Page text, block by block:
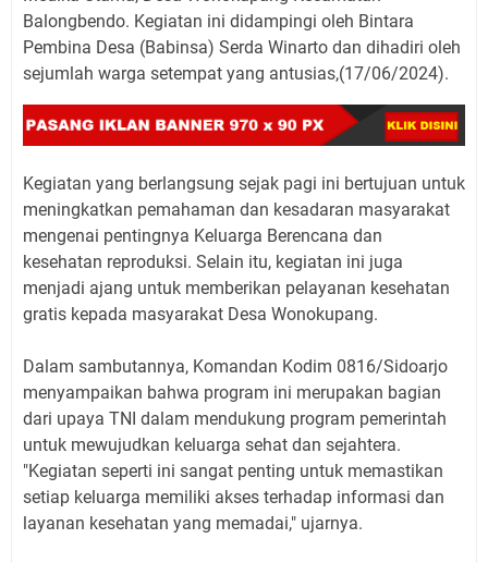
Balongbendo. Kegiatan ini didampingi oleh Bintara
Pembina Desa (Babinsa) Serda Winarto dan dihadiri oleh
sejumlah warga setempat yang antusias,(17/06/2024).
Kegiatan yang berlangsung sejak pagi ini bertujuan untuk
meningkatkan pemahaman dan kesadaran masyarakat
mengenai pentingnya Keluarga Berencana dan
kesehatan reproduksi. Selain itu, kegiatan ini juga
menjadi ajang untuk memberikan pelayanan kesehatan
gratis kepada masyarakat Desa Wonokupang.
Dalam sambutannya, Komandan Kodim 0816/Sidoarjo
menyampaikan bahwa program ini merupakan bagian
dari upaya TNI dalam mendukung program pemerintah
untuk mewujudkan keluarga sehat dan sejahtera.
"Kegiatan seperti ini sangat penting untuk memastikan
setiap keluarga memiliki akses terhadap informasi dan
layanan kesehatan yang memadai," ujarnya.